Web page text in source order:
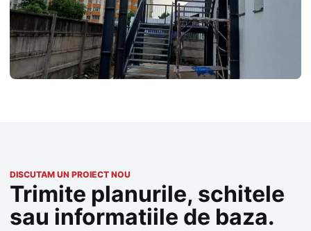
DISCUTAM UN PROIECT NOU
Trimite planurile, schitele
sau informatiile de baza.